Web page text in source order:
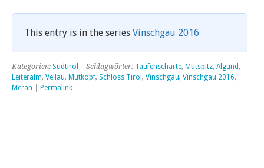
This entry is in the series Vinschgau 2016
Kategorien: Südtirol | Schlagwörter: Taufenscharte, Mutspitz, Algund,
Leiteralm, Vellau, Mutkopf, Schloss Tirol , Vinschgau, Vinschgau 2016,
Meran
Permalink